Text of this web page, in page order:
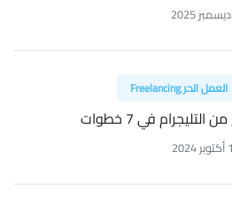
العمل الحر Freelancing
التليجرام في 7 خطوات